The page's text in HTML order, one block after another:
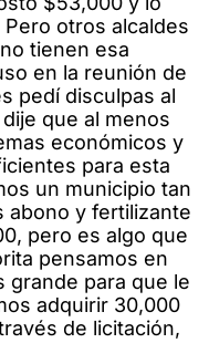
otros alcaldes
tienen esa
en la reunión de
pedí disculpas al
que al menos
económicos y
para esta
un municipio tan
abono y fertilizante
pero es algo que
pensamos en
grande para que le
adquirir 30,000
de licitación,